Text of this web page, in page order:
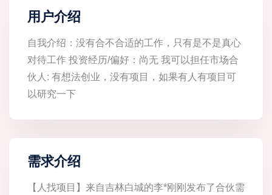
用户介绍
自我介绍：没有合不合适的工作，只有是不是真心
对待工作 投资经历/偏好：尚无 我可以担任市场合
伙人: 有想法创业，没有项目，如果有人有项目可
以研究一下
需求介绍
【人找项目】来自吉林白城的李*刚刚发布了合伙需